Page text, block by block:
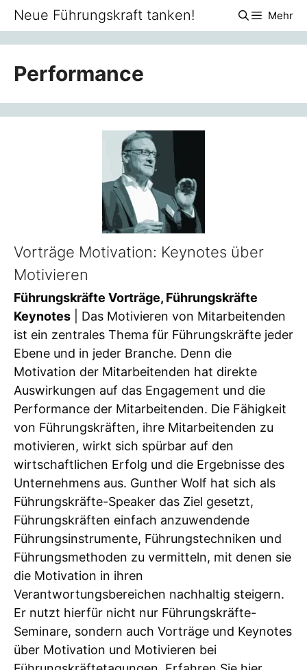
Zum
springen
Neue Führungskraft tanken! Mehr
Performance
Vorträge Motivation: Keynotes über
Motivieren
Führungskräfte Vorträge, Führungskräfte
Keynotes | Das Motivieren von Mitarbeitenden
ist ein zentrales Thema für Führungskräfte jeder
Ebene und in jeder Branche. Denn die
Motivation der Mitarbeitenden hat direkte
Auswirkungen auf das Engagement und die
Performance der Mitarbeitenden. Die Fähigkeit
von Führungskräften, ihre Mitarbeitenden zu
motivieren, wirkt sich spürbar auf den
wirtschaftlichen Erfolg und die Ergebnisse des
Unternehmens aus. Gunther Wolf hat sich als
Führungskräfte-Speaker das Ziel gesetzt,
Führungskräften einfach anzuwendende
Führungsinstrumente, Führungstechniken und
Führungsmethoden zu vermitteln, mit denen sie
die Motivation in ihren
Verantwortungsbereichen nachhaltig steigern.
Er nutzt hierfür nicht nur Führungskräfte-
Seminare, sondern auch Vorträge und Keynotes
über Motivation und Motivieren bei